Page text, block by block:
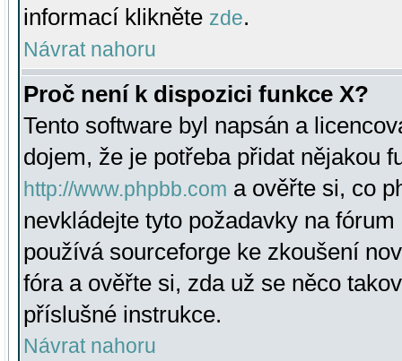
informací klikněte zde.
Návrat nahoru
Proč není k dispozici funkce X?
Tento software byl napsán a
dojem, že je potřeba přidat nějakou
http://www.phpbb.com a ověřte si, co
nevkládejte tyto požadavky na
používá sourceforge ke zkoušení
fóra a ověřte si, zda už se něco
příslušné instrukce.
Návrat nahoru